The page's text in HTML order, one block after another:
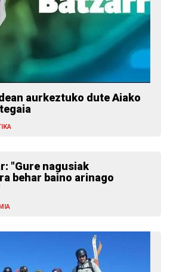
aurkeztuko dute Aiako
"Gure nagusiak
behar baino arinago